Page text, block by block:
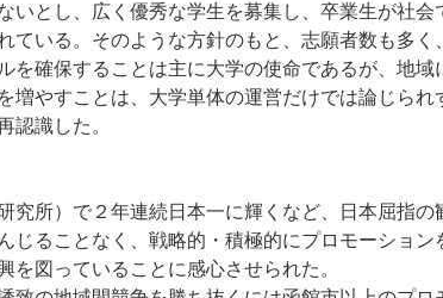
いとし、広く優秀な学生を募集し、卒業生が社
いる。そのような方針のもと、志願者数も多く
を確保することは主に大学の使命であるが、地域
増やすことは、大学単体の運営だけでは論じら
認識した。
所）で２年連続日本一に輝くなど、日本屈指の
じることなく、戦略的・積極的にプロモーション
図っていることに感心させられた。